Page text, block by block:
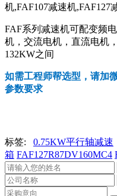
机,FAF107减速机,FAF127
FAF系列减速机可配变频
机，交流电机，直流电机
132KW之间
如需工程师帮选型，请加
参数要求
标签:
0.75KW平行轴减速
箱 FAF127R87DV160MC4